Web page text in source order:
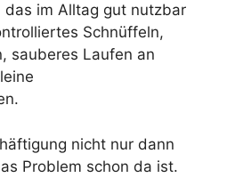
das im Alltag gut nutzbar
Schnüffeln,
sauberes Laufen an
nicht nur dann
Problem schon da ist.